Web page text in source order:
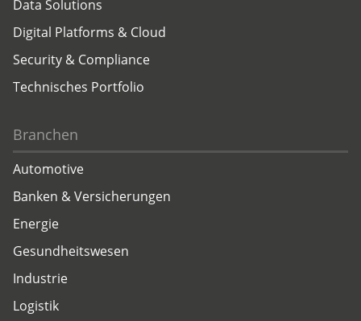
Data Solutions
Digital Platforms & Cloud
Security & Compliance
Technisches Portfolio
Branchen
Automotive
Banken & Versicherungen
Energie
Gesundheitswesen
Industrie
Logistik